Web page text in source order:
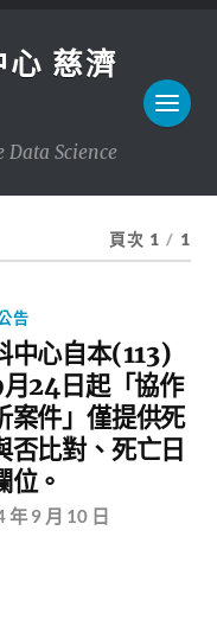
慈濟
Data Science
頁次 1 / 1
告
中心自本(113)
24日起「協作
案件」僅提供死
否比對、死亡日
位。
年 9 月 10 日